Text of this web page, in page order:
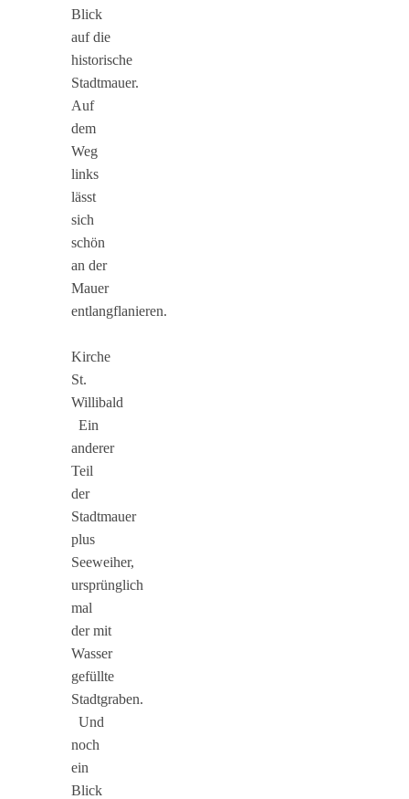
Blick
auf die
historische
Stadtmauer.
Auf
dem
Weg
links
lässt
sich
schön
an der
Mauer
entlangflanieren.
Kirche
St.
Willibald
Ein
anderer
Teil
der
Stadtmauer
plus
Seeweiher,
ursprünglich
mal
der mit
Wasser
gefüllte
Stadtgraben.
Und
noch
ein
Blick